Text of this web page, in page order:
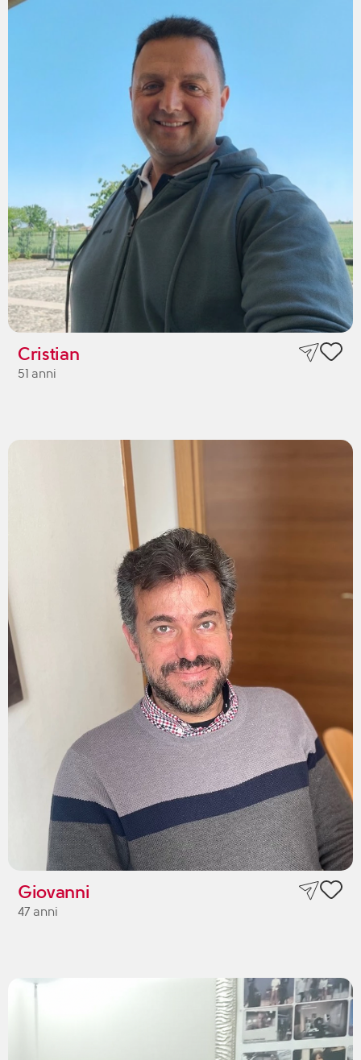
Cristian
51 anni
Giovanni
47 anni